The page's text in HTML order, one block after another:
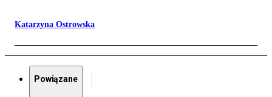
Katarzyna Ostrowska
Powiązane